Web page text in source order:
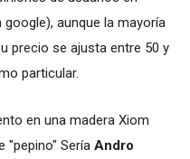
aunque la mayoría
precio se ajusta entre 50 y
particular.
en una madera Xiom
"pepino" Sería Andro